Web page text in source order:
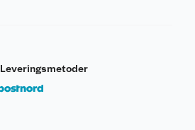
Leveringsmetoder